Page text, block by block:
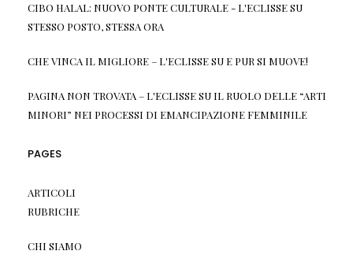
CIBO HALAL: NUOVO PONTE CULTURALE - L'ECLISSESU
STESSO POSTO, STESSA ORA
CHE VINCA IL MIGLIORE – L'ECLISSESU E PUR SI MUOVE!
PAGINA NON TROVATA – L'ECLISSESU IL RUOLO DELLE “ARTI
MINORI” NEI PROCESSI DI EMANCIPAZIONE FEMMINILE
PAGES
ARTICOLI
RUBRICHE
CHI SIAMO